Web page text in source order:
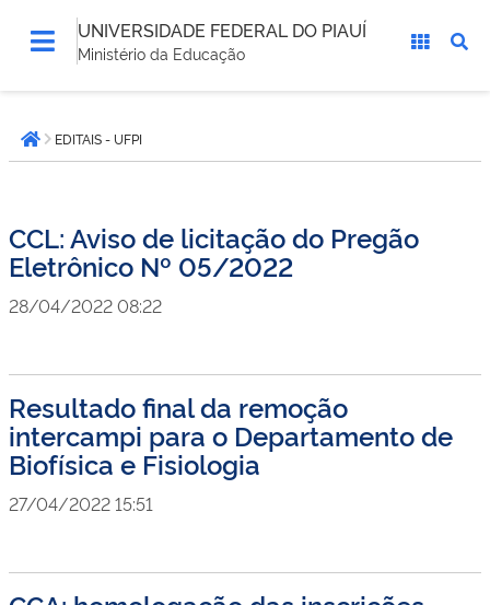
UNIVERSIDADE FEDERAL DO PIAUÍ
Ministério da Educação
está
aqui:Página inicial
EDITAIS - UFPI
CCL: Aviso de licitação do Pregão
Eletrônico Nº 05/2022
28/04/2022 08:22
Resultado final da remoção
intercampi para o Departamento de
Biofísica e Fisiologia
27/04/2022 15:51